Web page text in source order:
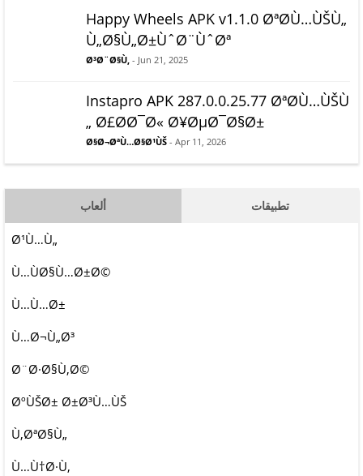
Happy Wheels APK v1.1.0 ØªØ­Ù…ÙŠÙ„
Ù„Ø§Ù„Ø±ÙˆØ¨ÙˆØª
Ø³Ø¨Ø§Ù‚ - Jun 21, 2025
Instapro APK 287.0.0.25.77 ØªØ­Ù…ÙŠÙ
„ Ø£Ø­Ø¯Ø« Ø¥ØµØ¯Ø§Ø±
Ø§Ø¬ØªÙ…Ø§Ø¹ÙŠ - Apr 11, 2026
ألعاب تطبيقات
Ø¹Ù…Ù„
Ù…ÙØ§Ù…Ø±Ø©
Ù…Ù…Ø±
Ù…Ø¬Ù„Ø³
Ø¨Ø·Ø§Ù‚Ø©
ØºÙŠØ± Ø±Ø³Ù…ÙŠ
Ù‚ØªØ§Ù„
Ù…Ù†Ø·Ù‚